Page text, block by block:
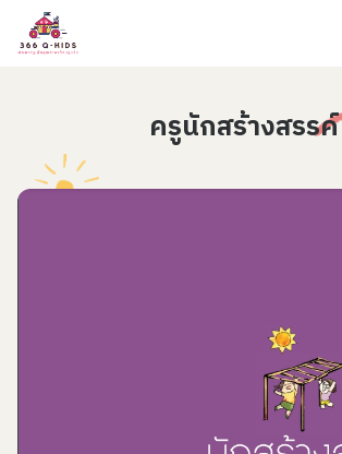
Skip to content
ครูนักสร้างสรรค์